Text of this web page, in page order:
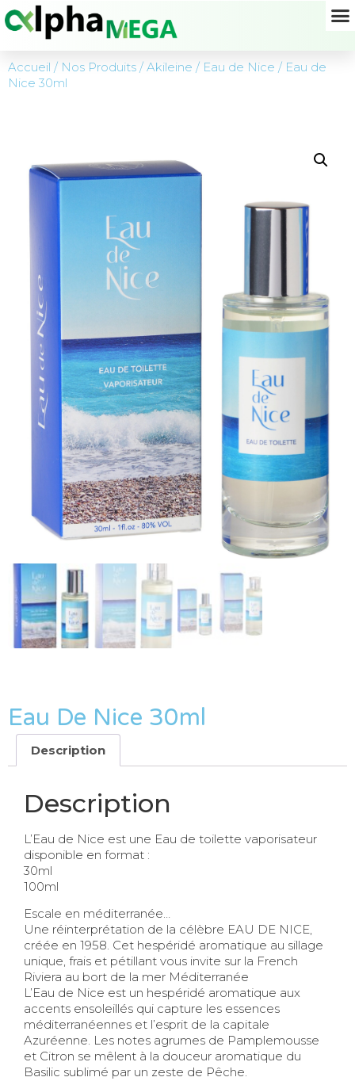
Accueil / Nos Produits / Akileine / Eau de Nice / Eau de
Nice 30ml
Eau De Nice 30ml
Description
Description
L’Eau de Nice est une Eau de toilette vaporisateur
disponible en format :
30ml
100ml
Escale en méditerranée…
Une réinterprétation de la célèbre EAU DE NICE,
créée en 1958. Cet hespéridé aromatique au sillage
unique, frais et pétillant vous invite sur la French
Riviera au bort de la mer Méditerranée
L’Eau de Nice est un hespéridé aromatique aux
accents ensoleillés qui capture les essences
méditerranéennes et l’esprit de la capitale
Azuréenne. Les notes agrumes de Pamplemousse
et Citron se mêlent à la douceur aromatique du
Basilic sublimé par un zeste de Pêche.